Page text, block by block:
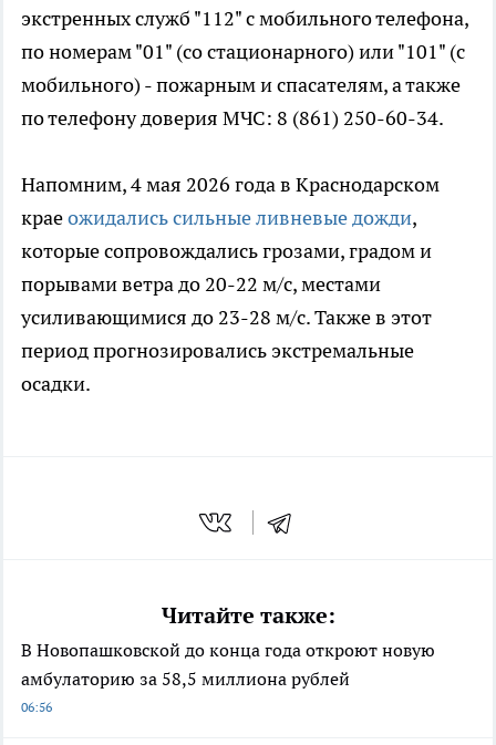
экстренных служб "112" с мобильного телефона,
по номерам "01" (со стационарного) или "101" (с
мобильного) - пожарным и спасателям, а также
по телефону доверия МЧС: 8 (861) 250-60-34.
Напомним, 4 мая 2026 года в Краснодарском
краеожидались сильные ливневые дожди,
которые сопровождались грозами, градом и
порывами ветра до 20-22 м/с, местами
усиливающимися до 23-28 м/с. Также в этот
период прогнозировались экстремальные
осадки.
Читайте также:
В Новопашковской до конца года откроют новую
амбулаторию за 58,5 миллиона рублей
06:56